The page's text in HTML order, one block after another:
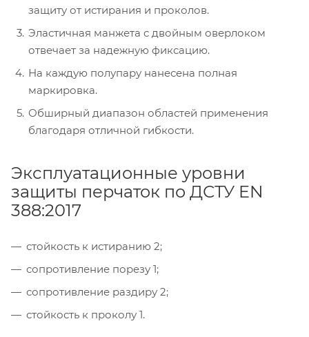
защиту от истирания и проколов.
Эластичная манжета с двойным оверлоком
отвечает за надежную фиксацию.
На каждую полупару нанесена полная
маркировка.
Обширный диапазон областей применения
благодаря отличной гибкости.
Эксплуатационные уровни
защиты перчаток по ДСТУ EN
388:2017
стойкость к истиранию 2;
сопротивление порезу 1;
сопротивление раздиру 2;
стойкость к проколу 1.